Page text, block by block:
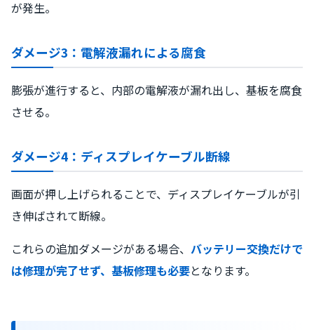
が発生。
ダメージ3：電解液漏れによる腐食
膨張が進行すると、内部の電解液が漏れ出し、基板を腐食
させる。
ダメージ4：ディスプレイケーブル断線
画面が押し上げられることで、ディスプレイケーブルが引
き伸ばされて断線。
これらの追加ダメージがある場合、 バッテリー交換だけで
は修理が完了せず、基板修理も必要となります。